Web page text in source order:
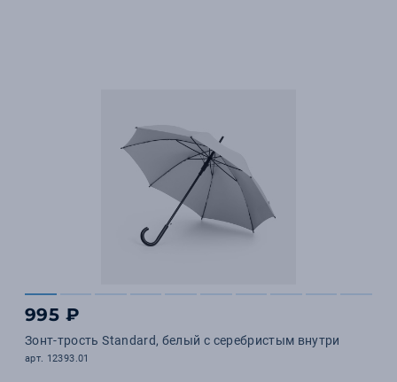
995 ₽
Зонт-трость Standard, белый с серебристым внутри
арт. 12393.01